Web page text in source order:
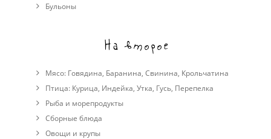
Бульоны
На второе
Мясо: Говядина, Баранина, Свинина, Крольчатина
Птица: Курица, Индейка, Утка, Гусь, Перепелка
Рыба и морепродукты
Сборные блюда
Овощи и крупы